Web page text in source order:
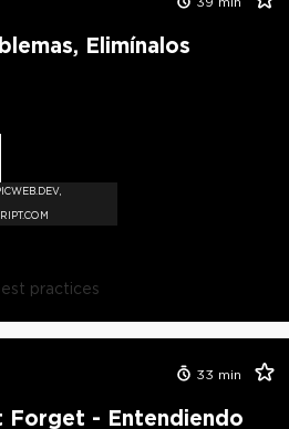
Elimínalos
practices
33 min
Forget - Entendiendo